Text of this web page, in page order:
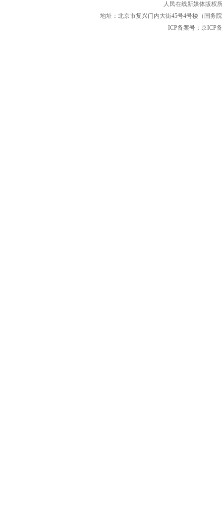
人民在线新媒体版权
地址：北京市复兴门内大街45号4号楼（国务
ICP备案号：京ICP